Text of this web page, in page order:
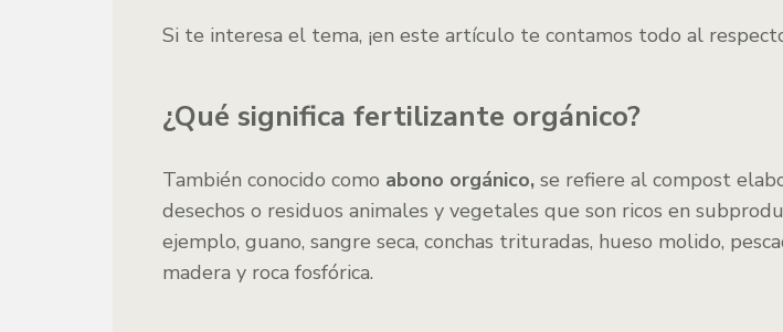
Si te interesa el tema, ¡en este artículo te contamos todo al
¿Qué significa fertilizante orgánico?
También conocido como abono orgánico, se refiere al compost
desechos o residuos animales y vegetales que son ricos en
ejemplo, guano, sangre seca, conchas trituradas, hueso molido,
madera y roca fosfórica.